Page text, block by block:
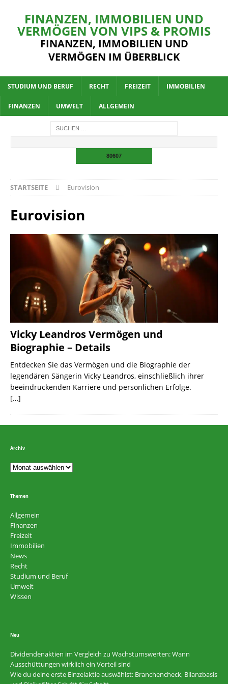
FINANZEN, IMMOBILIEN UND
VERMÖGEN VON VIPS & PROMIS
FINANZEN, IMMOBILIEN UND
VERMÖGEN IM ÜBERBLICK
STUDIUM UND BERUF RECHT FREIZEIT IMMOBILIEN
FINANZEN UMWELT ALLGEMEIN
STARTSEITE Eurovision
Eurovision
Vicky Leandros Vermögen und
Biographie – Details
Entdecken Sie das Vermögen und die Biographie der
legendären Sängerin Vicky Leandros, einschließlich ihrer
beeindruckenden Karriere und persönlichen Erfolge.
[…]
Archiv
Themen
Allgemein
Finanzen
Freizeit
Immobilien
News
Recht
Studium und Beruf
Umwelt
Wissen
Neu
Dividendenaktien im Vergleich zu Wachstumswerten: Wann
Ausschüttungen wirklich ein Vorteil sind
Wie du deine erste Einzelaktie auswählst: Branchencheck, Bilanzbasis